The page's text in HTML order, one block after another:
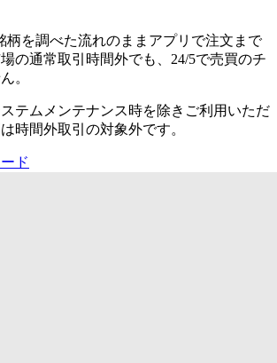
柄を調べた流れのままアプリで注文まで
の通常取引時間外でも、24/5で売買のチ
。
テムメンテナンス時を除きご利用いただ
時間外取引の対象外です。
ド